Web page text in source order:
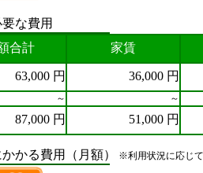
な費用
合計
家賃
63,000 円 36,000 円
～ ～
87,000 円 51,000 円
かる費用（月額） ※利用状況に応じ